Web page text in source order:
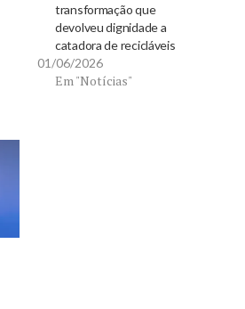
transformação que
devolveu dignidade a
catadora de recicláveis
01/06/2026
Em "Notícias"